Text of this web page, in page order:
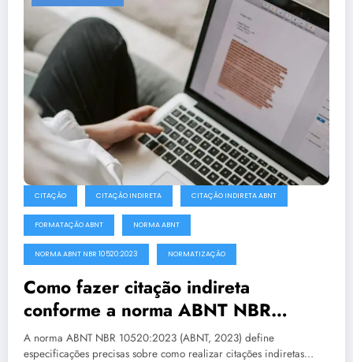
CITAÇÃO CITAÇÃO INDIRETA CITAÇÃO INDIRETA ABNT
FORMATAÇÃO ABNT NORMA ABNT
NORMA ABNT NBR 10520:2023 NORMATIZAÇÃO
Como fazer citação indireta
conforme a norma ABNT NBR
10520:2023
A norma ABNT NBR 10520:2023 (ABNT, 2023) define
especificações precisas sobre como realizar citações indiretas…